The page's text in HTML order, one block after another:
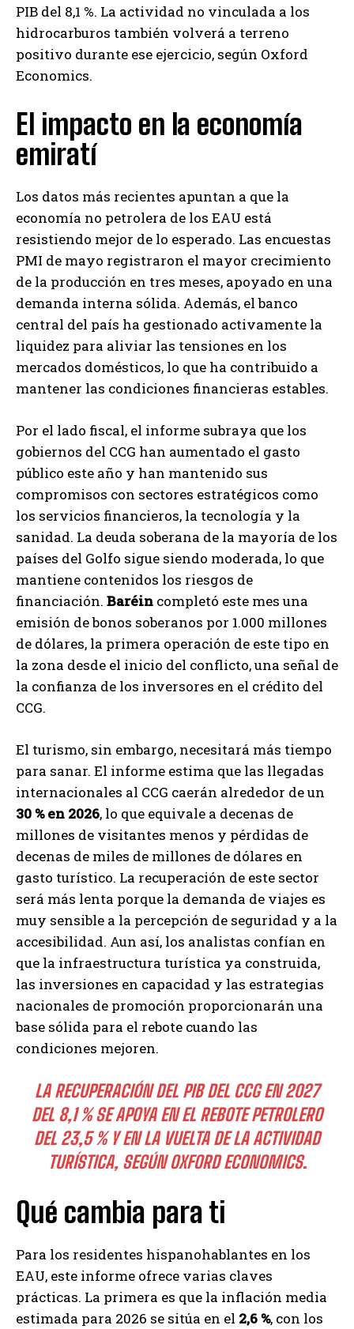
PIB del 8,1 %. La actividad no vinculada a los
hidrocarburos también volverá a terreno
positivo durante ese ejercicio, según Oxford
Economics.
El impacto en la economía
emiratí
Los datos más recientes apuntan a que la
economía no petrolera de los EAU está
resistiendo mejor de lo esperado. Las encuestas
PMI de mayo registraron el mayor crecimiento
de la producción en tres meses, apoyado en una
demanda interna sólida. Además, el banco
central del país ha gestionado activamente la
liquidez para aliviar las tensiones en los
mercados domésticos, lo que ha contribuido a
mantener las condiciones financieras estables.
Por el lado fiscal, el informe subraya que los
gobiernos del CCG han aumentado el gasto
público este año y han mantenido sus
compromisos con sectores estratégicos como
los servicios financieros, la tecnología y la
sanidad. La deuda soberana de la mayoría de los
países del Golfo sigue siendo moderada, lo que
mantiene contenidos los riesgos de
financiación. Baréin completó este mes una
emisión de bonos soberanos por 1.000 millones
de dólares, la primera operación de este tipo en
la zona desde el inicio del conflicto, una señal de
la confianza de los inversores en el crédito del
CCG.
El turismo, sin embargo, necesitará más tiempo
para sanar. El informe estima que las llegadas
internacionales al CCG caerán alrededor de un
30 % en 2026, lo que equivale a decenas de
millones de visitantes menos y pérdidas de
decenas de miles de millones de dólares en
gasto turístico. La recuperación de este sector
será más lenta porque la demanda de viajes es
muy sensible a la percepción de seguridad y a la
accesibilidad. Aun así, los analistas confían en
que la infraestructura turística ya construida,
las inversiones en capacidad y las estrategias
nacionales de promoción proporcionarán una
base sólida para el rebote cuando las
condiciones mejoren.
LA RECUPERACIÓN DEL PIB DEL CCG EN 2027
DEL 8,1 % SE APOYA EN EL REBOTE PETROLERO
DEL 23,5 % Y EN LA VUELTA DE LA ACTIVIDAD
TURÍSTICA, SEGÚN OXFORD ECONOMICS.
Qué cambia para ti
Para los residentes hispanohablantes en los
EAU, este informe ofrece varias claves
prácticas. La primera es que la inflación media
estimada para 2026 se sitúa en el 2,6 %, con los